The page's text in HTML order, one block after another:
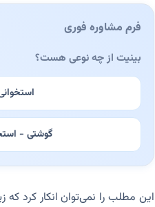
فرم مشاوره فوری
بینیت از چه نوعی هست؟
گوشتی -
این مطلب را نمی‌توان انکار کرد